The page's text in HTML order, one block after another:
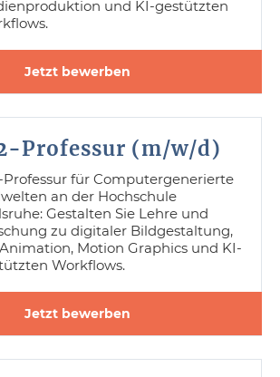
und KI-gestützten
Jetzt bewerben
Professur (m/w/d)
für Computergenerierte
an der Hochschule
Gestalten Sie Lehre und
zu digitaler Bildgestaltung,
Motion Graphics und KI-
Workflows.
Jetzt bewerben